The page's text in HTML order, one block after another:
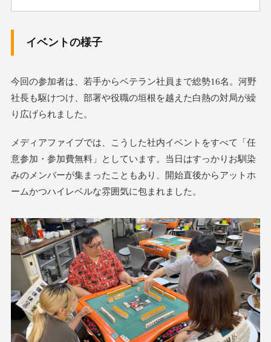
イベントの様子
今回の参加者は、若手からベテラン社員まで総勢16名。河野
社長も駆けつけ、部署や役職の垣根を越えた白熱の対局が繰
り広げられました。
メディアファイブでは、こうした社内イベントをすべて「任
意参加・参加費無料」としています。当日はすっかりお馴染
みのメンバーが集まったこともあり、開始直後からアットホ
ームかつハイレベルな雰囲気に包まれました。